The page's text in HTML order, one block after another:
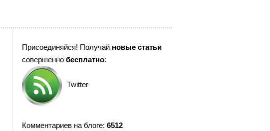
Присоединяйся! Получай новые статьи
совершенно бесплатно:
Twitter
Комментариев на блоге: 6512